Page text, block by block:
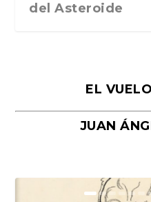
del Asteroide
EL
JUAN